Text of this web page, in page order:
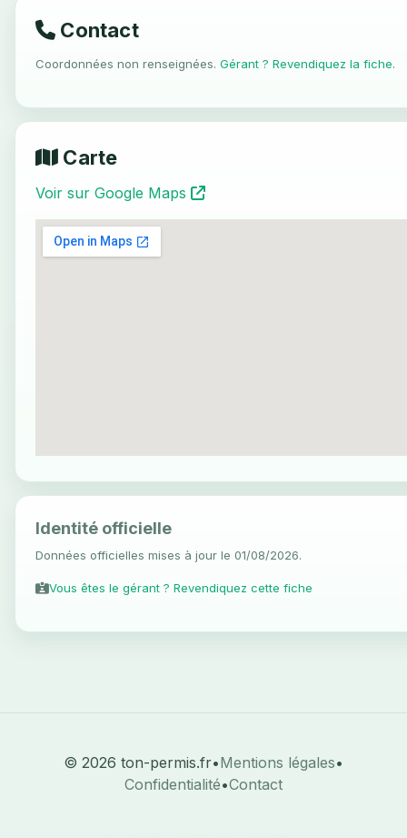
Contact
Coordonnées non renseignées. Gérant ? Revendiquez la fiche.
Carte
Voir sur Google Maps
Identité officielle
Données officielles mises à jour le 01/08/2026.
Vous êtes le gérant ? Revendiquez cette fiche
© 2026 ton-permis.fr•Mentions légales•
Confidentialité•Contact